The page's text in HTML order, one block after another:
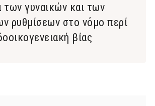
των γυναικών και των
ρυθμίσεων στο νόμο περί
βίας